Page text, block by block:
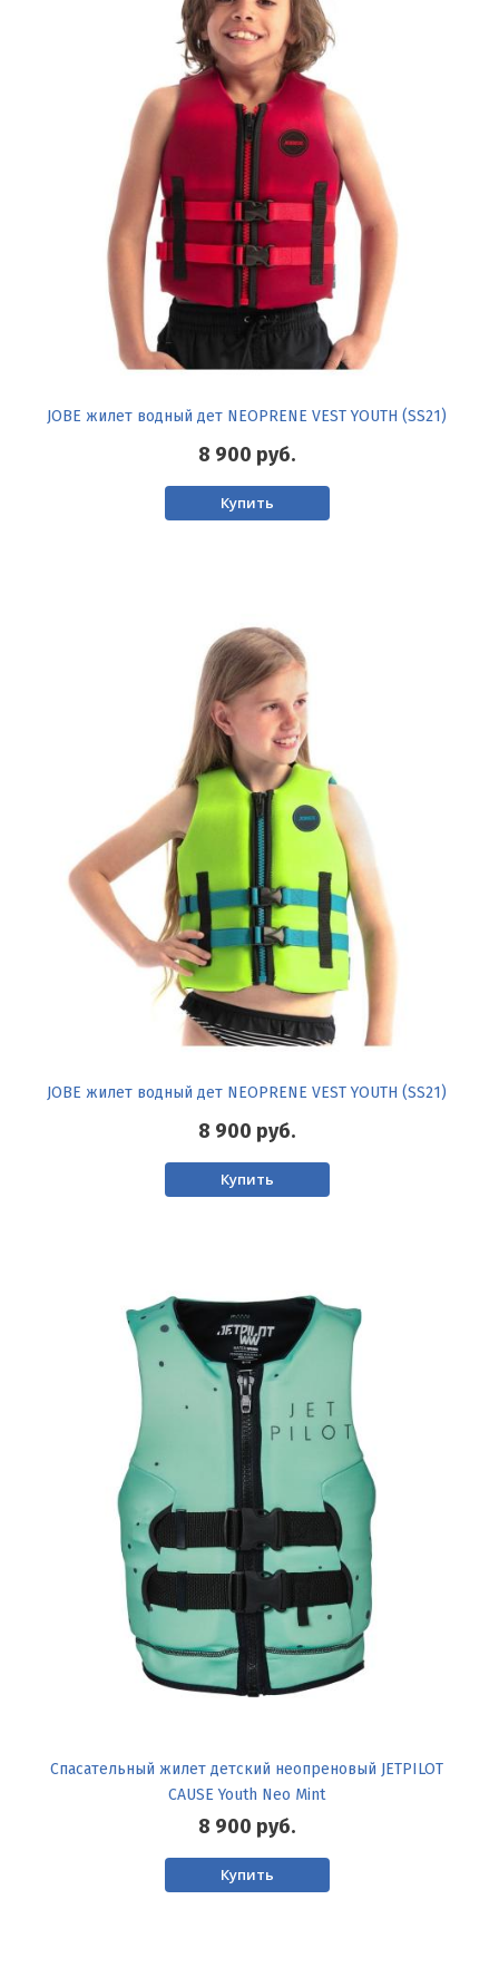
JOBE жилет водный дет NEOPRENE VEST YOUTH (SS21)
8 900 руб.
Купить
JOBE жилет водный дет NEOPRENE VEST YOUTH (SS21)
8 900 руб.
Купить
Спасательный жилет детский неопреновый JETPILOT
CAUSE Youth Neo Mint
8 900 руб.
Купить